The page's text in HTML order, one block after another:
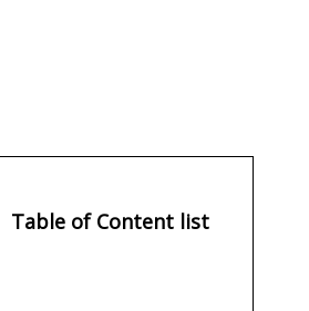
Table of Content list